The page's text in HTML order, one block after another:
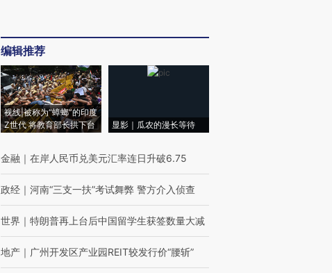
编辑推荐
视线|被称为“蟑螂”的印度
Z世代 将教育部长拱下台
显影｜瓜农的漫长等待
金融 ｜ 在岸人民币兑美元汇率连日升破6.75
政经 ｜ 河南“三支一扶”考试舞弊 警方介入侦查
世界 ｜ 特朗普再上台后中国留学生获签数量大减
地产 ｜ 广州开发区产业园REIT较发行价“腰斩”